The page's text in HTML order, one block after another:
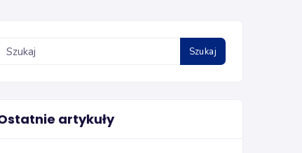
Szukaj
artykuły